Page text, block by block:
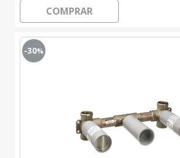
COMPRAR
-30%